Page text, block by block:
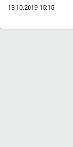
13.10.2019 15:15